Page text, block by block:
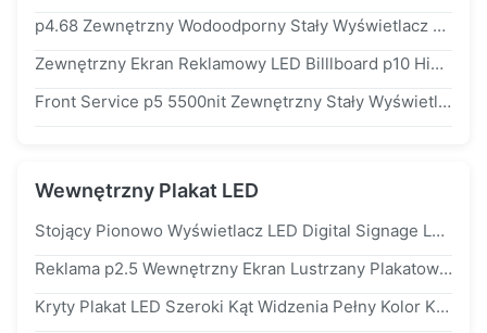
p4.68 Zewnętrzny Wodoodporny Stały Wyświetlacz Logo LED Do Sklepu
Zewnętrzny Ekran Reklamowy LED Billlboard p10 Highway
Front Service p5 5500nit Zewnętrzny Stały Wyświetlacz LED Do Reklamy
Wewnętrzny Plakat LED
Stojący Pionowo Wyświetlacz LED Digital Signage Lekki Wyświetlacz Odświeżający 3840 Hz
Reklama p2.5 Wewnętrzny Ekran Lustrzany Plakatowy LED 1000 Nitów Z Rozstawem Osi
Kryty Plakat LED Szeroki Kąt Widzenia Pełny Kolor Kryty Wyświetlacz LED Reklama Do Wynajęcia Dla Sklepów